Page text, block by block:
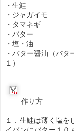
・生鮭
・ジャガイ
・タマネ
・バタ
・塩・
・バター醤油（バ
１）
作り方
１．生鮭は薄く塩